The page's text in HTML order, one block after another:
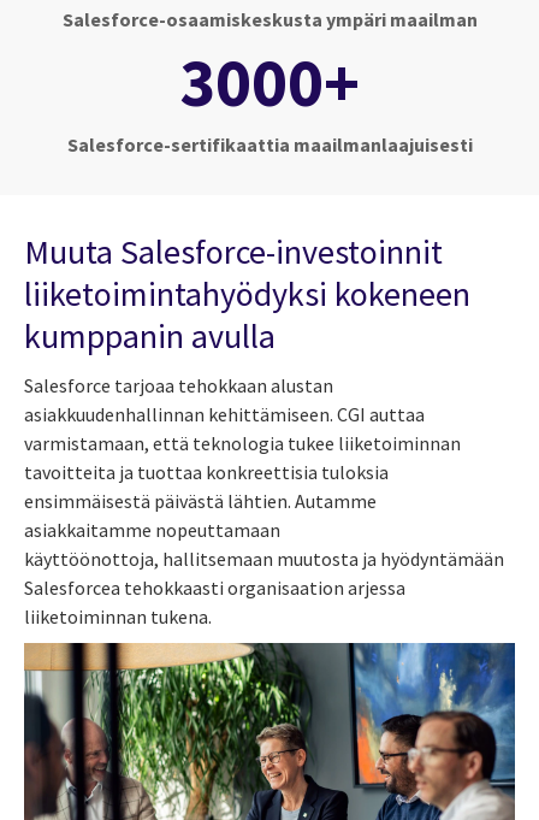
Salesforce-osaamiskeskusta ympäri maailman
3000+
Salesforce-sertifikaattia maailmanlaajuisesti
Muuta Salesforce-investoinnit
liiketoimintahyödyksi kokeneen
kumppanin avulla
Salesforce tarjoaa tehokkaan alustan
asiakkuudenhallinnan kehittämiseen. CGI auttaa
varmistamaan, että teknologia tukee liiketoiminnan
tavoitteita ja tuottaa konkreettisia tuloksia
ensimmäisestä päivästä lähtien. Autamme
asiakkaitamme nopeuttamaan
käyttöönottoja, hallitsemaan muutosta ja hyödyntämään
Salesforcea tehokkaasti organisaation arjessa
liiketoiminnan tukena.